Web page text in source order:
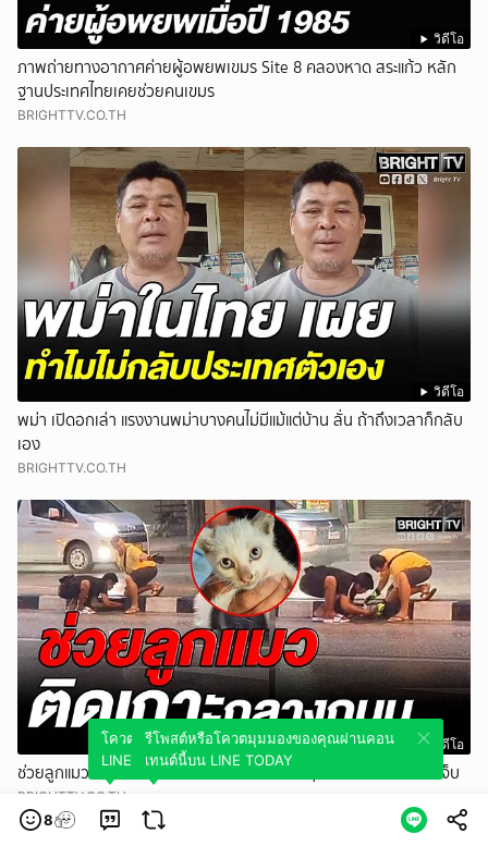
วิดีโอ
ภาพถ่ายทางอากาศค่ายผู้อพยพเขมร Site 8 คลองหาด สระแก้ว หลัก
ฐานประเทศไทยเคยช่วยคนเขมร
BRIGHTTV.CO.TH
วิดีโอ
พม่า เปิดอกเล่า แรงงานพม่าบางคนไม่มีแม้แต่บ้าน ลั่น ถ้าถึงเวลาก็กลับ
เอง
BRIGHTTV.CO.TH
วิดีโอ
ช่วยลูกแมวติดเกาะกลางถนนกลางฝนตก เผยฤทธิ์เยอะข่วนคนช่วยเจ็บ
BRIGHTTV.CO.TH
8
โควตมุมมองของคุณผ่านคอนเทนต์นี้บน
LINE TODAY
รีโพสต์หรือโควตมุมมองของคุณผ่านคอน
เทนต์นี้บน LINE TODAY